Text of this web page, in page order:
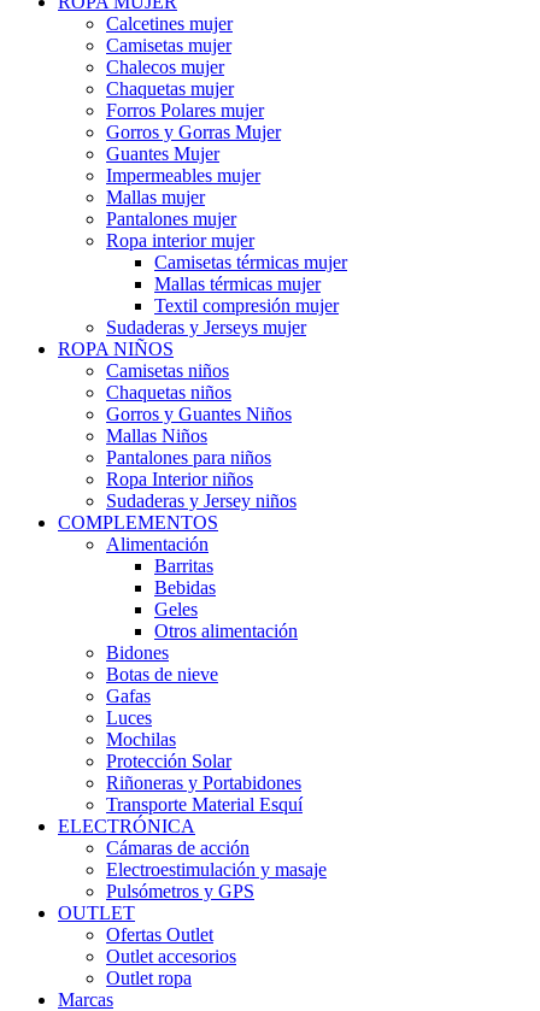
Calcetines mujer
Camisetas mujer
Chalecos mujer
Chaquetas mujer
Forros Polares mujer
Gorros y Gorras Mujer
Guantes Mujer
Impermeables mujer
Mallas mujer
Pantalones mujer
Ropa interior mujer
Camisetas térmicas mujer
Mallas térmicas mujer
Textil compresión mujer
Sudaderas y Jerseys mujer
ROPA NIÑOS
Camisetas niños
Chaquetas niños
Gorros y Guantes Niños
Mallas Niños
Pantalones para niños
Ropa Interior niños
Sudaderas y Jersey niños
COMPLEMENTOS
Alimentación
Barritas
Bebidas
Geles
Otros alimentación
Bidones
Botas de nieve
Gafas
Luces
Mochilas
Protección Solar
Riñoneras y Portabidones
Transporte Material Esquí
ELECTRÓNICA
Cámaras de acción
Electroestimulación y masaje
Pulsómetros y GPS
OUTLET
Ofertas Outlet
Outlet accesorios
Outlet ropa
Marcas